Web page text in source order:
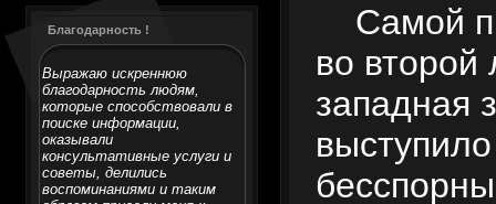
Благодарность !
Выражаю искреннюю
благодарность людям,
которые способствовали в
поиске информации,
оказывали
консультативные услуги и
советы, делились
воспоминаниями и таким
Самой
во второй
западная